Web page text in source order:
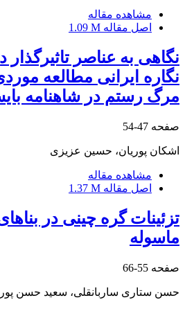
مشاهده مقاله
اصل مقاله 1.09 M
نگاهی به عناصر
نگاره ایرانی مطالعه
مرگ رستم در شاهنامه
صفحه 47-54
اشکان پوریان، حسین عزیزی
مشاهده مقاله
اصل مقاله 1.37 M
تزئینات گره چینی در
ماسوله
صفحه 55-66
حسن ستاری ساربانقلی، سعید حسن پور